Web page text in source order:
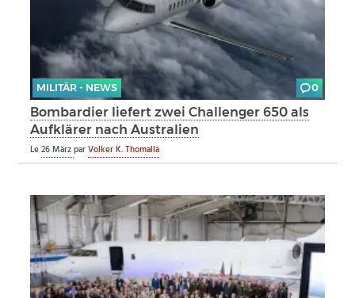
MILITÄR - NEWS 0
Bombardier liefert zwei Challenger 650 als
Aufklärer nach Australien
Le26 MärzparVolker K. Thomalla